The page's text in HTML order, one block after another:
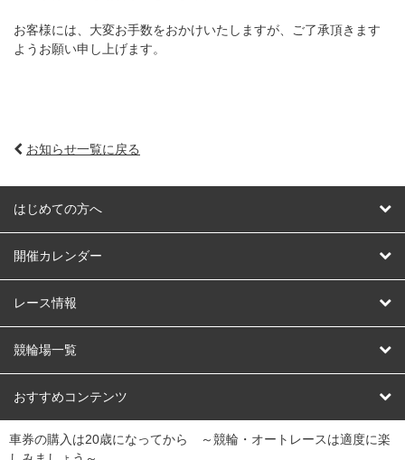
お客様には、大変お手数をおかけいたしますが、ご了承頂きます
ようお願い申し上げます。
お知らせ一覧に戻る
はじめての方へ
はじめての方へ
開催カレンダー
競輪
オートレース
競輪くじ
Dokanto!
レース情報
レース予想
レース結果
キャリーオーバー一覧
競輪場一覧
北日本 函館競輪場
関
弥彦競輪場 前橋競輪場 取手競輪場 宇都宮競輪場
おすすめコンテンツ
競輪選手情報
車券の購入は20歳になってから ～競輪・オートレースは適度に楽